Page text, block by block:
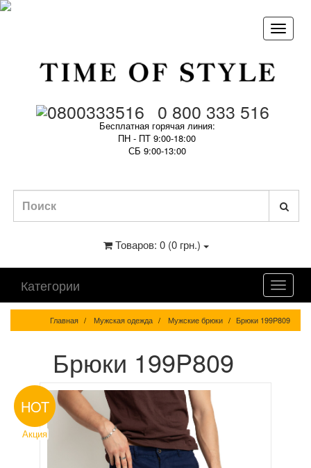
0 800 333 516
Бесплатная горячая линия:
ПН - ПТ 9:00-18:00
СБ 9:00-13:00
Товаров: 0 (0 грн.)
Категории
Главная Мужская одежда Мужские брюки Брюки 199P809
Брюки 199P809
HOT
Акция